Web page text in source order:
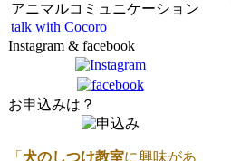
アニマルコミュニケーション
talk with Cocoro
Instagram & facebook
お申込みは？
「 犬のしつけ教室に興味があ